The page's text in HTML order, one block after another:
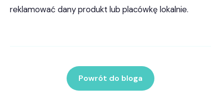
reklamować dany produkt lub placówkę lokalnie.
Powrót do bloga